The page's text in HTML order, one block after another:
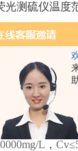
光测硫仪温度
0.2mg/L≤X＜
100mg/L，
L ，